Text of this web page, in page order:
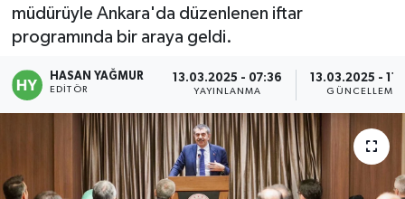
müdürüyle Ankara'da düzenlenen iftar
programında bir araya geldi.
HASAN YAĞMUR
EDITÖR
13.03.2025 - 07:36
YAYINLANMA
13.03.2025 -
GÜNCELLEME
Magazin
Politika
Sağlık
Spor
Haber Arşivi